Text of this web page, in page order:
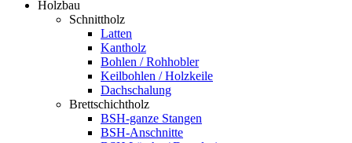
Holzbau
Schnittholz
Latten
Kantholz
Bohlen / Rohhobler
Keilbohlen / Holzkeile
Dachschalung
Brettschichtholz
BSH-ganze Stangen
BSH-Anschnitte